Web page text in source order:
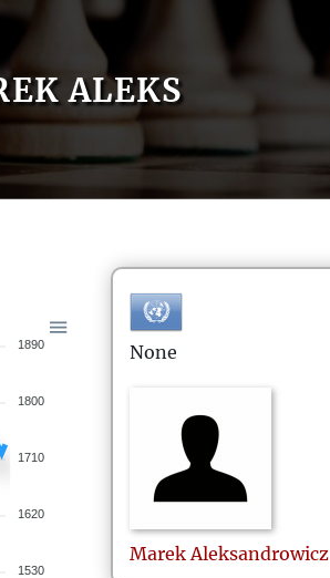
ALEKS
1890
1800
1710
1620
1530
None
Marek Aleksandrowicz